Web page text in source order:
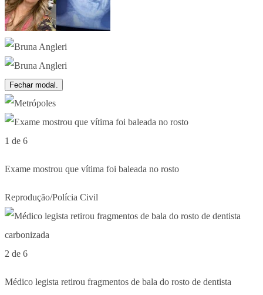
Fechar modal.
1 de 6
Exame mostrou que vítima foi baleada no rosto
Reprodução/Polícia Civil
2 de 6
Médico legista retirou fragmentos de bala do rosto de dentista